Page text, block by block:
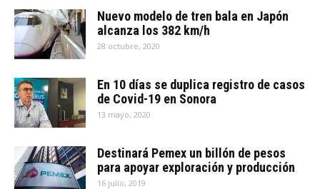
Nuevo modelo de tren bala en Japón
alcanza los 382 km/h
28 octubre, 2020
En 10 días se duplica registro de casos
de Covid-19 en Sonora
13 mayo, 2020
Destinará Pemex un billón de pesos
para apoyar exploración y producción
16 julio, 2019